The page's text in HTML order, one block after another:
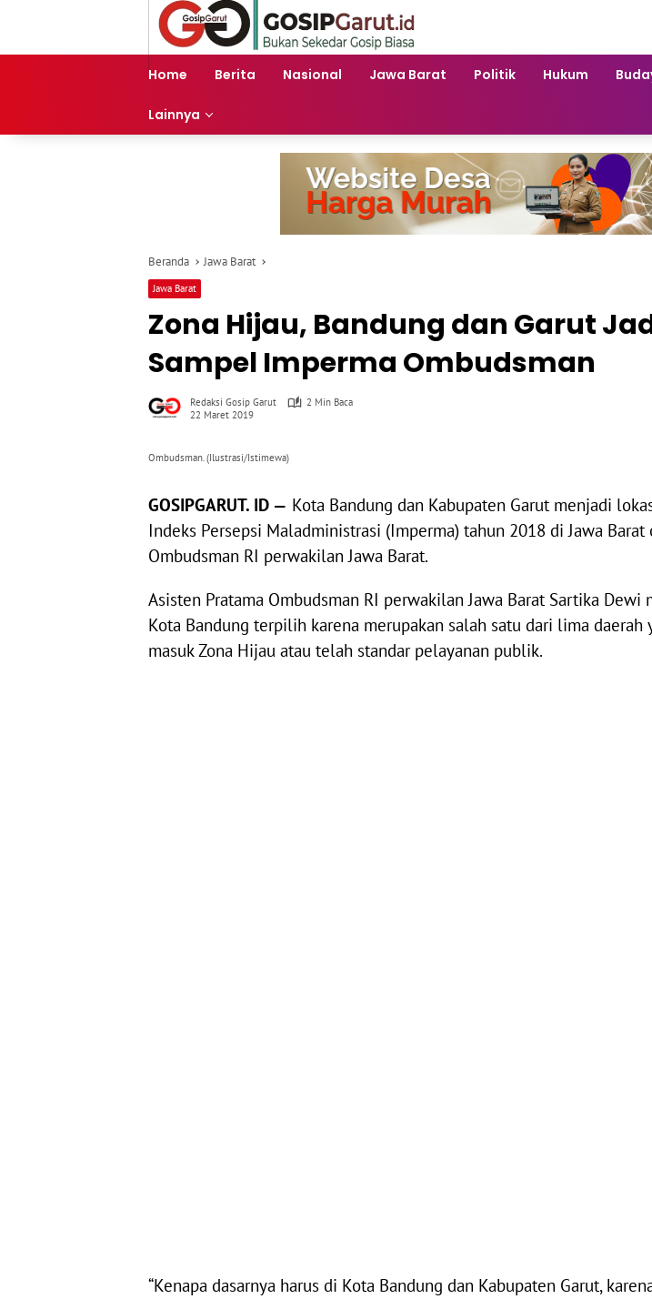
Home Berita Nasional Jawa Barat Politik Hukum
Lainnya
Beranda Jawa Barat
Jawa Barat
Zona Hijau, Bandung dan Garut
Sampel Imperma Ombudsman
Redaksi Gosip Garut
2 Min Baca
22 Maret 2019
Ombudsman. (Ilustrasi/Istimewa)
GOSIPGARUT. ID — Kota Bandung dan Kabupaten Garut menjadi
Indeks Persepsi Maladministrasi (Imperma) tahun 2018 di Jawa Barat
Ombudsman RI perwakilan Jawa Barat.
Asisten Pratama Ombudsman RI perwakilan Jawa Barat Sartika Dewi
Kota Bandung terpilih karena merupakan salah satu dari lima daerah
masuk Zona Hijau atau telah standar pelayanan publik.
“Kenapa dasarnya harus di Kota Bandung dan Kabupaten Garut,